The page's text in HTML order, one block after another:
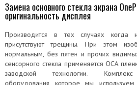
Замена основного стекла экрана
оригинальность дисплея
Производится в тех случаях когда
присутствуют трещины. При этом
нормальным, без пятен и прочих
сенсорного стекла применяется OCA
заводской технологии. Комплекс
оборудования которое мы